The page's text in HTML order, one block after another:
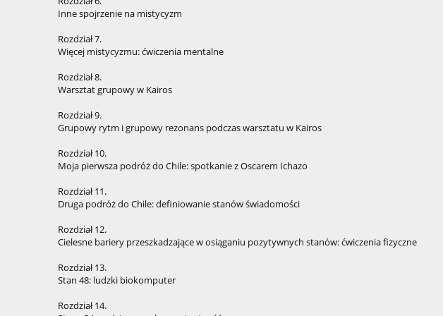
Inne spojrzenie na mistycyzm
Rozdział 7.
Więcej mistycyzmu: ćwiczenia mentalne
Rozdział 8.
Warsztat grupowy w Kairos
Rozdział 9.
Grupowy rytm i grupowy rezonans podczas warsztatu w Kairos
Rozdział 10.
Moja pierwsza podróż do Chile: spotkanie z Oscarem Ichazo
Rozdział 11.
Druga podróż do Chile: definiowanie stanów świadomości
Rozdział 12.
Cielesne bariery przeszkadzające w osiąganiu pozytywnych stanów: ćwiczenia fizyczne
Rozdział 13.
Stan 48: ludzki biokomputer
Rozdział 14.